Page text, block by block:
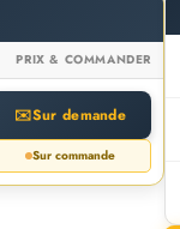
PRIX & COMMANDER
✉️Sur demande
Sur commande